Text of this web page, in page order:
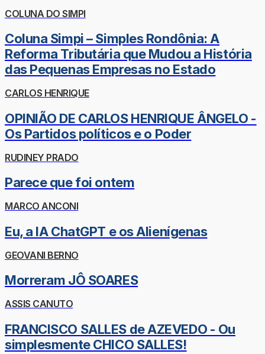
COLUNA DO SIMPI
Coluna Simpi – Simples Rondônia: A
Reforma Tributária que Mudou a História
das Pequenas Empresas no Estado
CARLOS HENRIQUE
OPINIÃO DE CARLOS HENRIQUE ÂNGELO -
Os Partidos políticos e o Poder
RUDINEY PRADO
Parece que foi ontem
MARCO ANCONI
Eu, a IA ChatGPT e os Alienígenas
GEOVANI BERNO
Morreram JÔ SOARES
ASSIS CANUTO
FRANCISCO SALLES de AZEVEDO - Ou
simplesmente CHICO SALLES!